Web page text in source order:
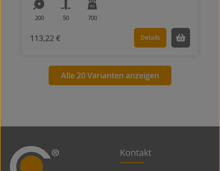
200 50 700
113,22 € Details
Alle 20 Varianten anzeigen
Kontakt